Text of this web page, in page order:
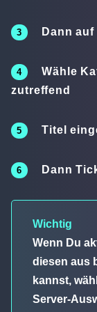
Dann
Wähle
zutreffend
Titel
Dann
Wichtig
Wenn Du
diesen aus
kannst,
Server-